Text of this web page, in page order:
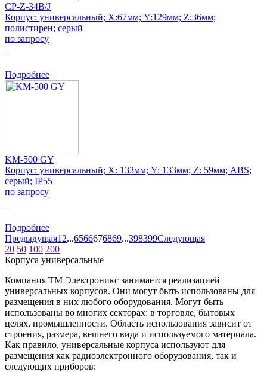
CP-Z-34B/J
Корпус: универсальный; Х:67мм; Y:129мм; Z:36мм;
полистирен; серый
по запросу
Подробнее
KM-500 GY
Корпус: универсальный; Х: 133мм; Y: 133мм; Z: 59мм; ABS;
серый; IP55
по запросу
Подробнее
Предыдущая1 2...6566676869...398399Следующая
20 50 100 200
Корпуса универсальные
Компания ТМ Электроникс занимается реализацией
универсальных корпусов. Они могут быть использованы для
размещения в них любого оборудования. Могут быть
использованы во многих секторах: в торговле, бытовых
целях, промышленности. Область использования зависит от
строения, размера, вешнего вида и используемого материала.
Как правило, универсальные корпуса используют для
размещения как радиоэлектронного оборудования, так и
следующих приборов: